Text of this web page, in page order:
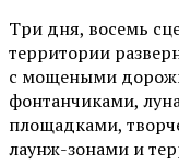
Три дня, восемь
территории
с мощеными
фонтанчиками,
площадками,
лаунж-зонами и